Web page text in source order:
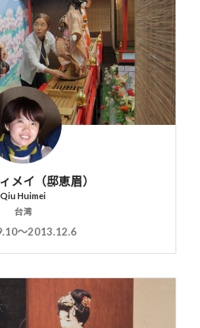
メイ（邸恵眉）
Qiu Huimei
台湾
〜2013.12.6